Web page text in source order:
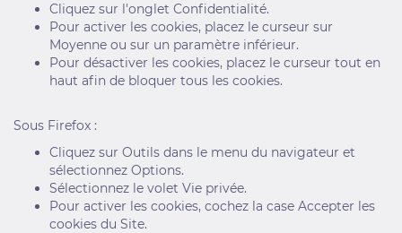
Cliquez sur l'onglet Confidentialité.
Pour activer les cookies, placez le curseur sur
Moyenne ou sur un paramètre inférieur.
Pour désactiver les cookies, placez le curseur tout en
haut afin de bloquer tous les cookies.
Sous Firefox :
Cliquez sur Outils dans le menu du navigateur et
sélectionnez Options.
Sélectionnez le volet Vie privée.
Pour activer les cookies, cochez la case Accepter les
cookies du Site.